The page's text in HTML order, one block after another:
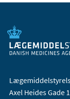
Axel Heides Gade 1